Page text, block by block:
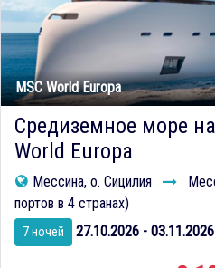
MSC World Europa
Средиземное море
World Europa
Мессина, о. Сицилия
портов в 4 странах)
7 ночей 27.10.2026 - 03.11.2026